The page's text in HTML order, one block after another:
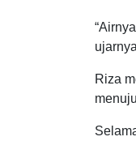
Riza